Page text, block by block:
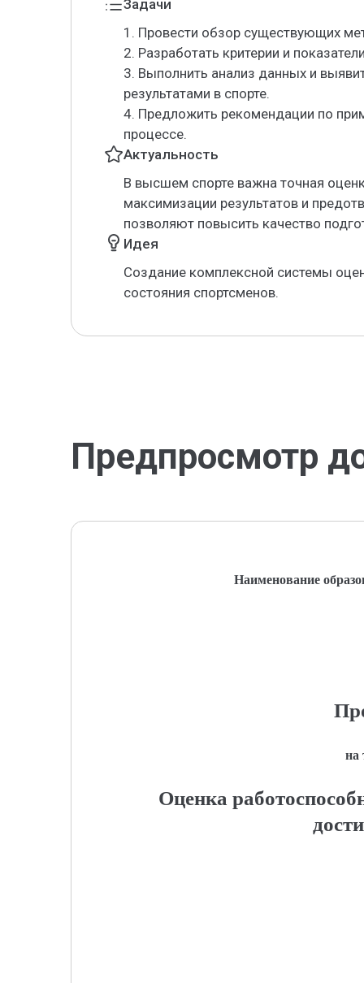
Задачи
1. Провести обзор существующих
2. Разработать критерии и
3. Выполнить анализ данных и
результатами в спорте.
4. Предложить рекомендации по
процессе.
Актуальность
В высшем спорте важна точная
максимизации результатов и
позволяют повысить качество
Идея
Создание комплексной системы
состояния спортсменов.
Предпросмотр
Наименование
на
Оценка